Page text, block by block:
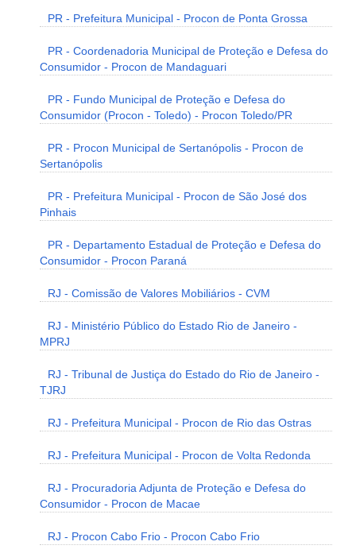
PR - Prefeitura Municipal - Procon de Ponta Grossa
PR - Coordenadoria Municipal de Proteção e Defesa do
Consumidor - Procon de Mandaguari
PR - Fundo Municipal de Proteção e Defesa do
Consumidor (Procon - Toledo) - Procon Toledo/PR
PR - Procon Municipal de Sertanópolis - Procon de
Sertanópolis
PR - Prefeitura Municipal - Procon de São José dos
Pinhais
PR - Departamento Estadual de Proteção e Defesa do
Consumidor - Procon Paraná
RJ - Comissão de Valores Mobiliários - CVM
RJ - Ministério Público do Estado Rio de Janeiro -
MPRJ
RJ - Tribunal de Justiça do Estado do Rio de Janeiro -
TJRJ
RJ - Prefeitura Municipal - Procon de Rio das Ostras
RJ - Prefeitura Municipal - Procon de Volta Redonda
RJ - Procuradoria Adjunta de Proteção e Defesa do
Consumidor - Procon de Macae
RJ - Procon Cabo Frio - Procon Cabo Frio